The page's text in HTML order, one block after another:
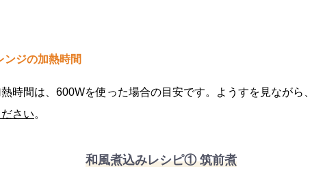
ジの加熱時間
時間は、600Wを使った場合の目安です。ようすを見ながら、
さい。
和風煮込みレシピ① 筑前煮
#プレゼント #教育 #0歳 #母乳